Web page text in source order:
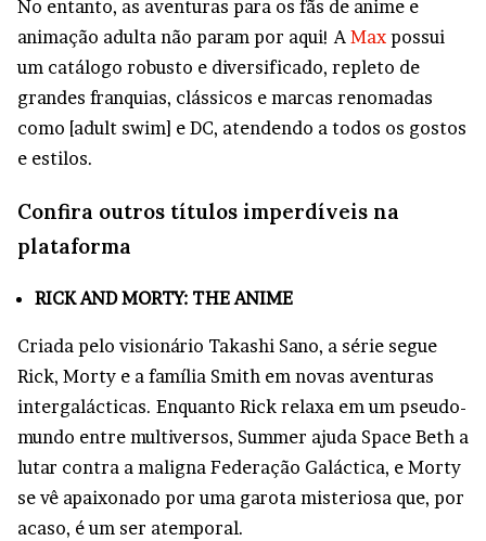
No entanto, as aventuras para os fãs de anime e
animação adulta não param por aqui! A Max possui
um catálogo robusto e diversificado, repleto de
grandes franquias, clássicos e marcas renomadas
como [adult swim] e DC, atendendo a todos os gostos
e estilos.
Confira outros títulos imperdíveis na
plataforma
RICK AND MORTY: THE ANIME
Criada pelo visionário Takashi Sano, a série segue
Rick, Morty e a família Smith em novas aventuras
intergalácticas. Enquanto Rick relaxa em um pseudo-
mundo entre multiversos, Summer ajuda Space Beth a
lutar contra a maligna Federação Galáctica, e Morty
se vê apaixonado por uma garota misteriosa que, por
acaso, é um ser atemporal.